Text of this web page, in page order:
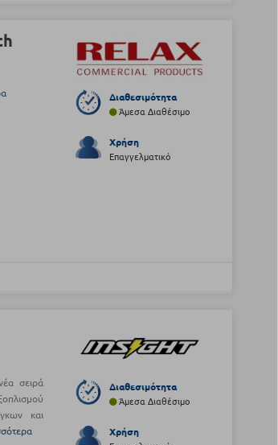
Διαθεσιμότητα
Άμεσα Διαθέσιμο
Χρήση
Επαγγελματικό
σειρά
και
Διαθεσιμότητα
Άμεσα Διαθέσιμο
Χρήση